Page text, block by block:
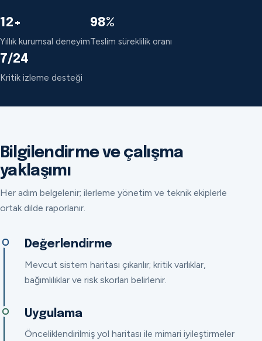
12+
Yıllık kurumsal deneyim
98%
Teslim süreklilik oranı
7/24
Kritik izleme desteği
Bilgilendirme ve çalışma
yaklaşımı
Her adım belgelenir; ilerleme yönetim ve teknik ekiplerle
ortak dilde raporlanır.
Değerlendirme
Mevcut sistem haritası çıkarılır; kritik varlıklar,
bağımlılıklar ve risk skorları belirlenir.
Uygulama
Önceliklendirilmiş yol haritası ile mimari iyileştirmeler